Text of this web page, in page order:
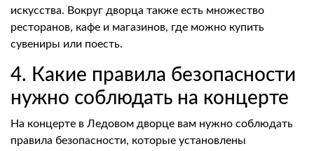
искусства. Вокруг дворца также есть множество
ресторанов, кафе и магазинов, где можно купить
сувениры или поесть.
4. Какие правила безопасности
нужно соблюдать на концерте
На концерте в Ледовом дворце вам нужно соблюдать
правила безопасности, которые установлены